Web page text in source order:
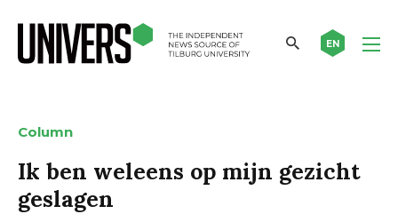
EN
Column
Ik ben weleens op mijn gezicht
geslagen